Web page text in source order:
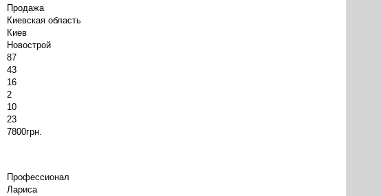
Продажа
Киевская область
Киев
Новострой
87
43
16
2
10
23
7800грн.
Профессионал
Лариса